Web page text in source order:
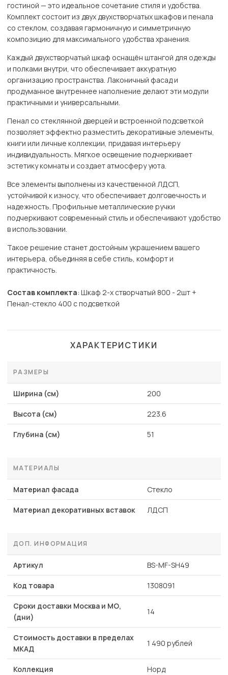
гостиной — это идеальное сочетание стиля и удобства.
Комплект состоит из двух двухстворчатых шкафов и пенала
со стеклом, создавая гармоничную и симметричную
композицию для максимального удобства хранения.
Каждый двухстворчатый шкаф оснащён штангой для одежды
и полками внутри, что обеспечивает аккуратную
организацию пространства. Лаконичный фасад и
продуманное внутреннее наполнение делают эти модули
практичными и универсальными.
Пенал со стеклянной дверцей и встроенной подсветкой
позволяет эффектно разместить декоративные элементы,
книги или личные коллекции, придавая интерьеру
индивидуальность. Мягкое освещение подчеркивает
эстетику комнаты и создает атмосферу уюта.
Все элементы выполнены из качественной ЛДСП,
устойчивой к износу, что обеспечивает долговечность и
надежность. Профильные металлические ручки
подчеркивают современный стиль и обеспечивают удобство
в использовании.
Такое решение станет достойным украшением вашего
интерьера, объединяя в себе стиль, комфорт и
практичность.
Состав комплекта: Шкаф 2-х створчатый 800 - 2шт +
Пенал-стекло 400 с подсветкой
ХАРАКТЕРИСТИКИ
РАЗМЕРЫ
Ширина (см) 200
Высота (см) 223.6
Глубина (см) 51
МАТЕРИАЛЫ
Материал фасада Стекло
Материал декоративных вставок ЛДСП
ДОП. ИНФОРМАЦИЯ
Артикул BS-MF-SH49
Код товара 1308091
Сроки доставки Москва и МО,
(дни)
14
Стоимость доставки в пределах
МКАД
1 490 рублей
Коллекция Норд